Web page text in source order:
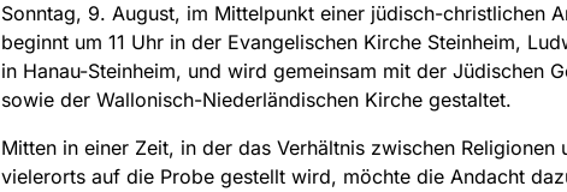
Sonntag, 9. August, im Mittelpunkt einer jüdisch-christlichen
beginnt um 11 Uhr in der Evangelischen Kirche Steinheim,
in Hanau-Steinheim, und wird gemeinsam mit der Jüdischen
sowie der Wallonisch-Niederländischen Kirche gestaltet.
Mitten in einer Zeit, in der das Verhältnis zwischen Religionen
vielerorts auf die Probe gestellt wird, möchte die Andacht